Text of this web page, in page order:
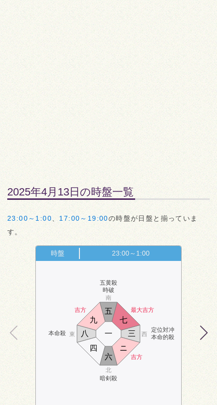
2025年4月13日の時盤一覧
23:00～1:00 17:00～19:00の時盤が日盤と揃っていま
す。
時盤 23:00～1:00
吉方
五黄殺
時破
最大吉方
本命殺
定位対冲
本命的殺
暗剣殺
吉方
南
北
東 西
六
七
八
九
一
ニ
三
四
五